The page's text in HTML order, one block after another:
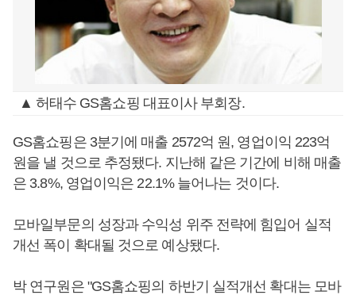
▲ 허태수 GS홈쇼핑 대표이사 부회장.
GS홈쇼핑은 3분기에 매출 2572억 원, 영업이익 223억
원을 낼 것으로 추정됐다. 지난해 같은 기간에 비해 매출
은 3.8%, 영업이익은 22.1% 늘어나는 것이다.
모바일부문의 성장과 수익성 위주 전략에 힘입어 실적
개선 폭이 확대될 것으로 예상됐다.
박 연구원은 "GS홈쇼핑의 하반기 실적개선 확대는 모바